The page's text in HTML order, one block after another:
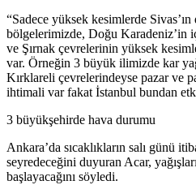
“Sadece yüksek kesimlerde
bölgelerimizde, Doğu Karadeniz’in
ve Şırnak çevrelerinin yüksek
var. Örneğin 3 büyük ilimizde kar
Kırklareli çevrelerindeyse pazar ve
ihtimali var fakat İstanbul bundan
3 büyükşehirde hava durumu
Ankara’da sıcaklıkların salı günü
seyredeceğini duyuran Acar,
başlayacağını söyledi.